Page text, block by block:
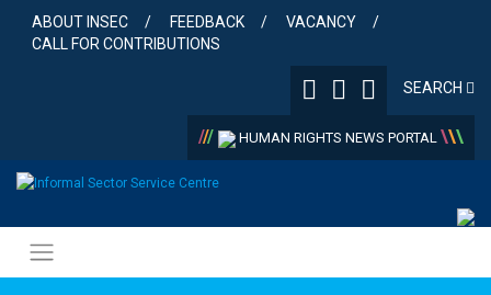
content
ABOUT INSEC FEEDBACK
VACANCY
CALL FOR CONTRIBUTIONS
SEARCH
/// HUMAN RIGHTS NEWS PORTAL \\\